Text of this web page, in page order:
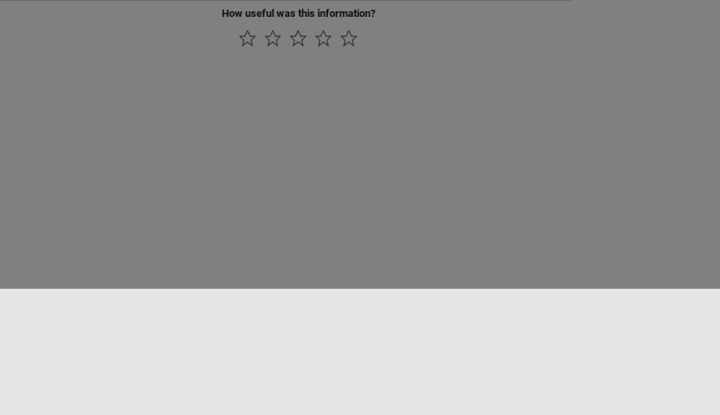
How useful was this information?